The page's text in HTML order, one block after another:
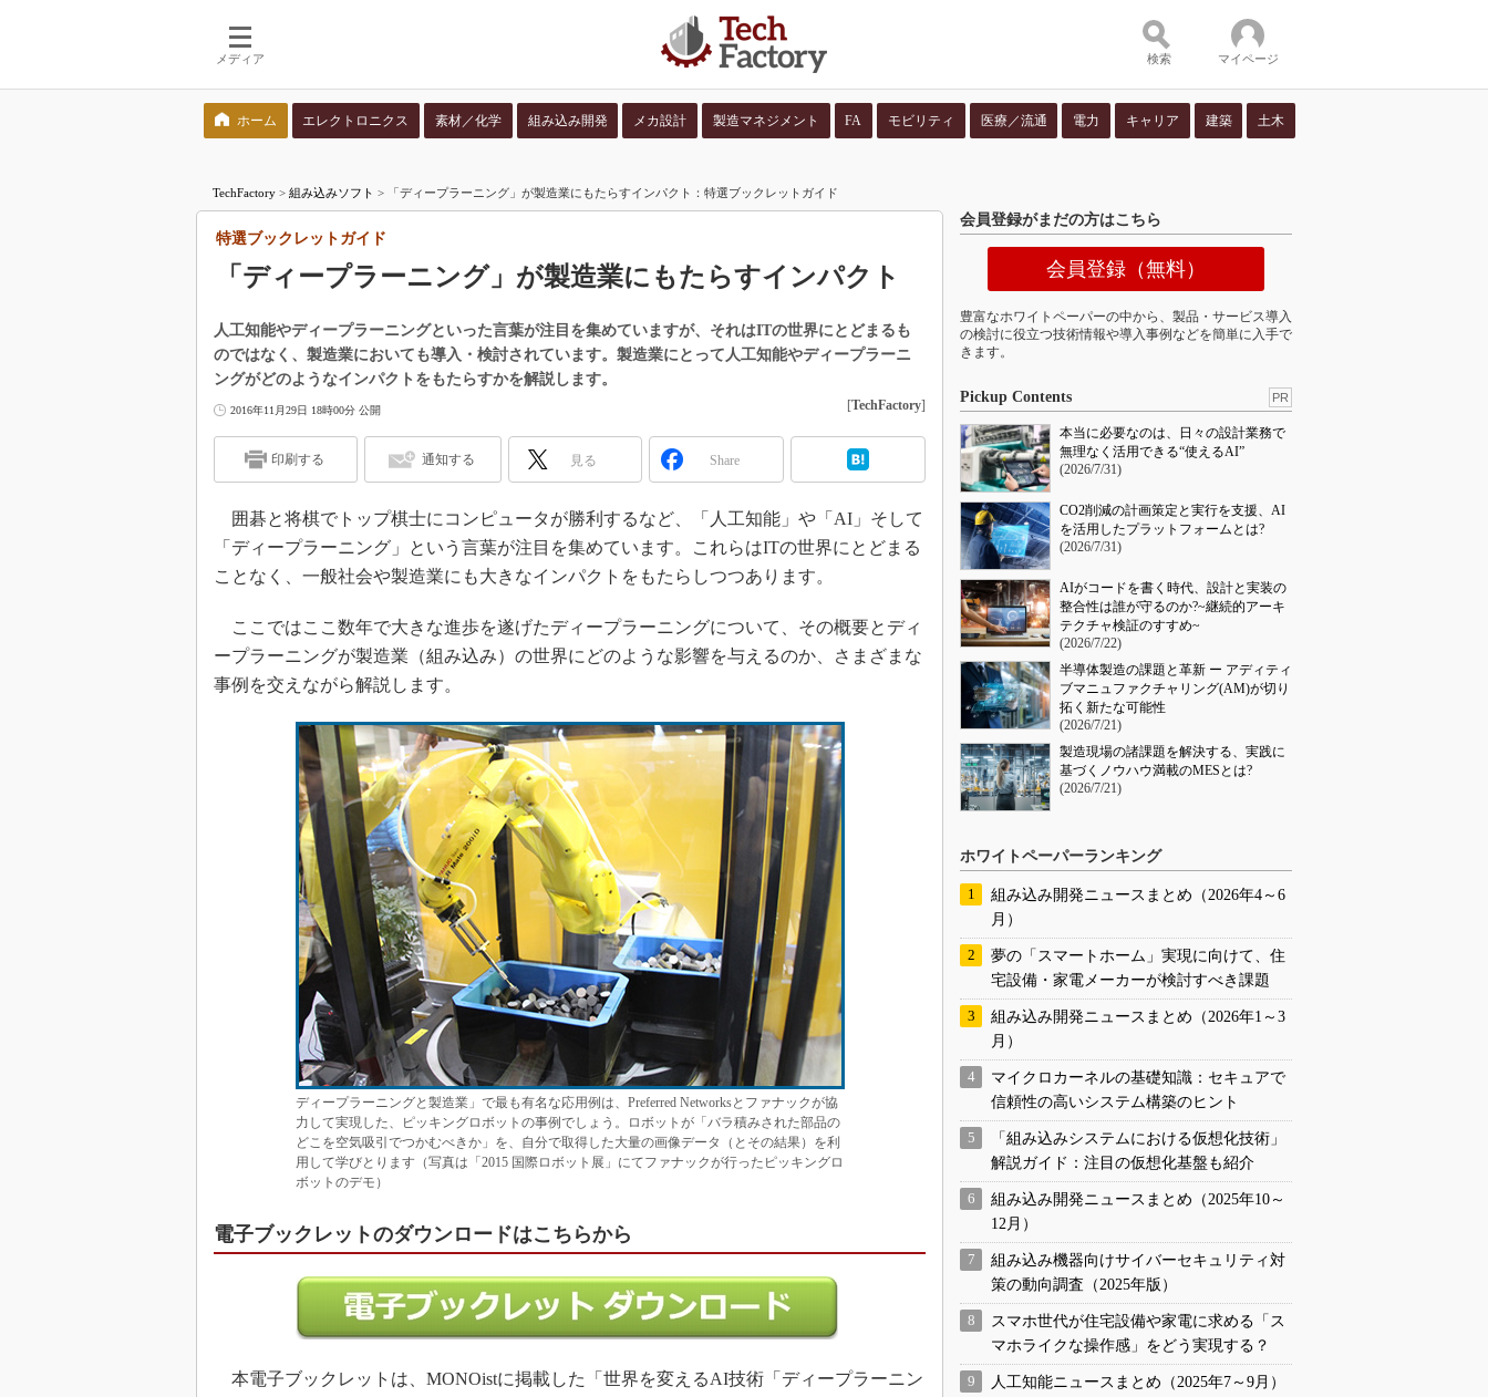
メディア 検索 マイページ
ホーム エレクトロニクス 素材／化学 組み込み開発 メカ設計 製造マネジメント FA モビリティ 医療／流通 電力 キャリア 建築 土木
TechFactory > 組み込みソフト > 「ディープラーニング」が製造業にもたらすインパクト：特選ブックレットガイド
「ディープラーニング」が製造業にもたらすインパクト
特選ブックレットガイド
人工知能やディープラーニングといった言葉が注目を集めていますが、それはITの世界にとどまるも
のではなく、製造業においても導入・検討されています。製造業にとって人工知能やディープラーニ
ングがどのようなインパクトをもたらすかを解説します。
2016年11月29日 18時00分 公開 [TechFactory]
印刷する 通知する 見る Share
囲碁と将棋でトップ棋士にコンピュータが勝利するなど、「人工知能」や「AI」そして
「ディープラーニング」という言葉が注目を集めています。これらはITの世界にとどまる
ことなく、一般社会や製造業にも大きなインパクトをもたらしつつあります。
ここではここ数年で大きな進歩を遂げたディープラーニングについて、その概要とディ
ープラーニングが製造業（組み込み）の世界にどのような影響を与えるのか、さまざまな
事例を交えながら解説します。
ディープラーニングと製造業」で最も有名な応用例は、Preferred Networksとファナックが協
力して実現した、ピッキングロボットの事例でしょう。ロボットが「バラ積みされた部品の
どこを空気吸引でつかむべきか」を、自分で取得した大量の画像データ（とその結果）を利
用して学びとります（写真は「2015 国際ロボット展」にてファナックが行ったピッキングロ
ボットのデモ）
電子ブックレットのダウンロードはこちらから
本電子ブックレットは、MONOistに掲載した「世界を変えるAI技術「ディープラーニン
会員登録がまだの方はこちら
会員登録（無料）
豊富なホワイトペーパーの中から、製品・サービス導入
の検討に役立つ技術情報や導入事例などを簡単に入手で
きます。
Pickup Contents PR
本当に必要なのは、日々の設計業務で
無理なく活用できる“使えるAI”
(2026/7/31)
CO2削減の計画策定と実行を支援、AI
を活用したプラットフォームとは?
(2026/7/31)
AIがコードを書く時代、設計と実装の
整合性は誰が守るのか?~継続的アーキ
テクチャ検証のすすめ~
(2026/7/22)
半導体製造の課題と革新 ー アディティ
ブマニュファクチャリング(AM)が切り
拓く新たな可能性
(2026/7/21)
製造現場の諸課題を解決する、実践に
基づくノウハウ満載のMESとは?
(2026/7/21)
ホワイトペーパーランキング
組み込み開発ニュースまとめ（2026年4～6
月）
夢の「スマートホーム」実現に向けて、住
宅設備・家電メーカーが検討すべき課題
組み込み開発ニュースまとめ（2026年1～3
月）
マイクロカーネルの基礎知識：セキュアで
信頼性の高いシステム構築のヒント
「組み込みシステムにおける仮想化技術」
解説ガイド：注目の仮想化基盤も紹介
組み込み開発ニュースまとめ（2025年10～
12月）
組み込み機器向けサイバーセキュリティ対
策の動向調査（2025年版）
スマホ世代が住宅設備や家電に求める「ス
マホライクな操作感」をどう実現する？
人工知能ニュースまとめ（2025年7～9月）